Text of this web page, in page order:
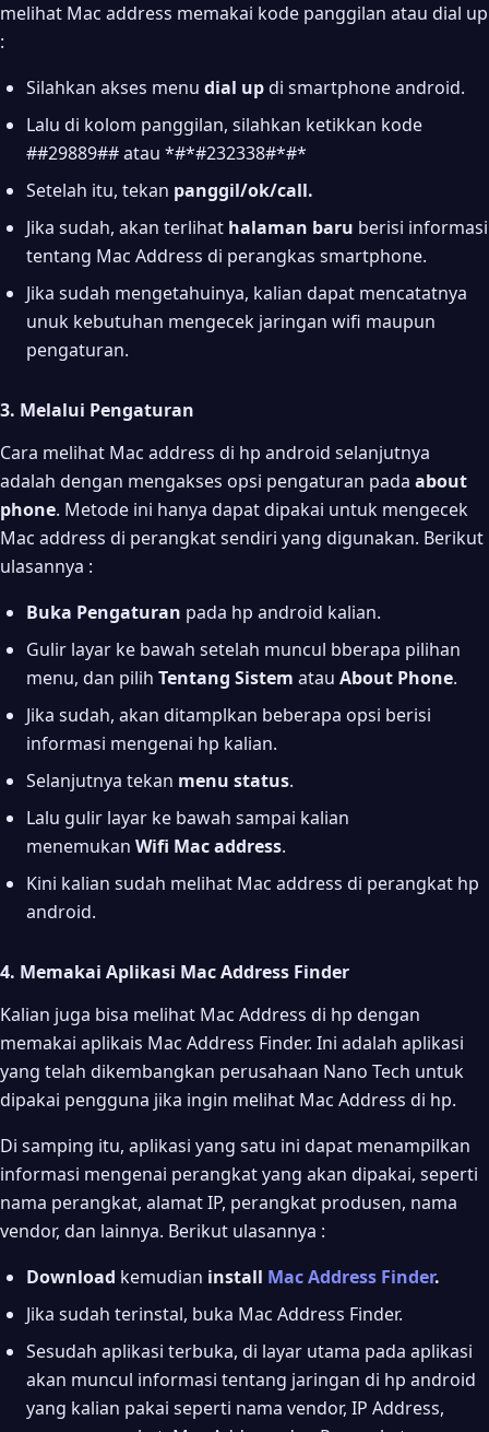
melihat Mac address memakai kode panggilan atau dial up
:
Silahkan akses menu dial updi smartphone android.
Lalu di kolom panggilan, silahkan ketikkan kode
##29889## atau *#*#232338#*#*
Setelah itu, tekan panggil/ok/call.
Jika sudah, akan terlihat halaman baru berisi informasi
tentang Mac Address di perangkas smartphone.
Jika sudah mengetahuinya, kalian dapat mencatatnya
unuk kebutuhan mengecek jaringan wifi maupun
pengaturan.
3. Melalui Pengaturan
Cara melihat Mac address di hp android selanjutnya
adalah dengan mengakses opsi pengaturan pada about
phone. Metode ini hanya dapat dipakai untuk mengecek
Mac address di perangkat sendiri yang digunakan. Berikut
ulasannya :
Buka Pengaturan pada hp android kalian.
Gulir layar ke bawah setelah muncul bberapa pilihan
menu, dan pilih Tentang Sistem atau About Phone.
Jika sudah, akan ditamplkan beberapa opsi berisi
informasi mengenai hp kalian.
Selanjutnya tekan menu status.
Lalu gulir layar ke bawah sampai kalian
menemukan Wifi Mac address.
Kini kalian sudah melihat Mac address di perangkat hp
android.
4. Memakai Aplikasi Mac Address Finder
Kalian juga bisa melihat Mac Address di hp dengan
memakai aplikais Mac Address Finder. Ini adalah aplikasi
yang telah dikembangkan perusahaan Nano Tech untuk
dipakai pengguna jika ingin melihat Mac Address di hp.
Di samping itu, aplikasi yang satu ini dapat menampilkan
informasi mengenai perangkat yang akan dipakai, seperti
nama perangkat, alamat IP, perangkat produsen, nama
vendor, dan lainnya. Berikut ulasannya :
Download kemudian install Mac Address Finder.
Jika sudah terinstal, buka Mac Address Finder.
Sesudah aplikasi terbuka, di layar utama pada aplikasi
akan muncul informasi tentang jaringan di hp android
yang kalian pakai seperti nama vendor, IP Address,